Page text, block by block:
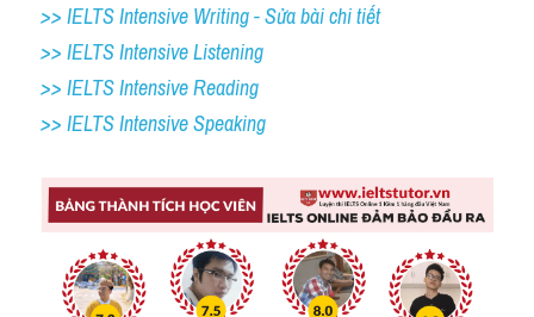
>> IELTS Intensive Writing - Sửa bài chi tiết
>> IELTS Intensive Listening
>> IELTS Intensive Reading
>> IELTS Intensive Speaking